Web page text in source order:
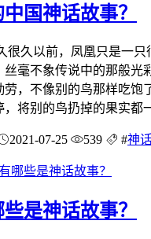
国神话故事？
很久以前，凤凰只是一只
丝毫不象传说中的那般光
劳，不像别的鸟那样吃饱
，将别的鸟扔掉的果实都
2021-07-25 539 #神
是神话故事？